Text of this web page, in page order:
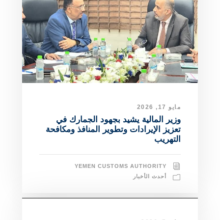
مايو 17, 2026
وزير المالية يشيد بجهود الجمارك في
تعزيز الإيرادات وتطوير المنافذ ومكافحة
التهريب
YEMEN CUSTOMS AUTHORITY
أحدث الأخبار